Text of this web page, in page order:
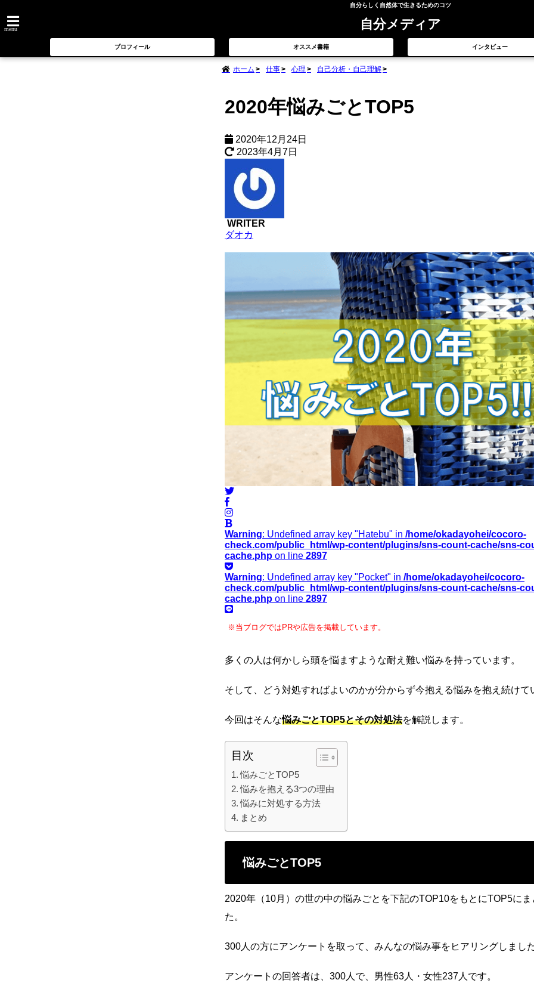
自分らしく自然体で生きるためのコツ
menu 自分メディア
プロフィール オススメ書籍 インタビュー
ホーム 仕事 心理 自己分析・自己理解
2020年悩みごとTOP5
2020年12月24日
2023年4月7日
WRITER
ダオカ
Warning: Undefined array key "Hatebu" in /home/okadayohei/cocoro-
check.com/public_html/wp-content/plugins/sns-count-cache/sns-
cache.php on line 2897
Warning: Undefined array key "Pocket" in /home/okadayohei/cocoro-
check.com/public_html/wp-content/plugins/sns-count-cache/sns-
cache.php on line 2897
※当ブログではPRや広告を掲載しています。
多くの人は何かしら頭を悩ますような耐え難い悩みを持っています。
そして、どう対処すればよいのかが分からず今抱える悩みを抱え続けて
今回はそんな悩みごとTOP5とその対処法を解説します。
目次
悩みごとTOP5
悩みを抱える3つの理由
悩みに対処する方法
まとめ
悩みごとTOP5
2020年（10月）の世の中の悩みごとを下記のTOP10をもとにTOP5にま
た。
300人の方にアンケートを取って、みんなの悩み事をヒアリングしました
アンケートの回答者は、300人で、男性63人・女性237人です。